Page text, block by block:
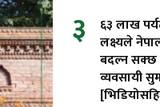
३
६३ लाख
लक्ष्यले
बदल्न सक्छ
व्यवसायी